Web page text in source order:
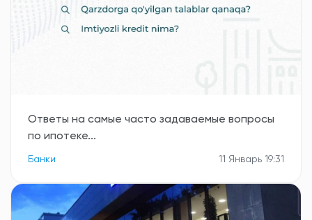
Ответы на самые часто задаваемые вопросы
по ипотеке...
Банки 11 Январь 19:31